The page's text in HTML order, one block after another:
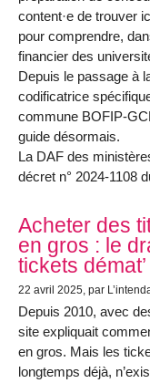
content·e de trouver
pour comprendre,
financier des
Depuis le passage à
codificatrice
commune BOFIP-
guide désormais.
La DAF des
décret n° 2024-1108
Acheter des
en gros : le
tickets
22 avril 2025, par
Depuis 2010, avec
site expliquait
en gros. Mais les
longtemps déjà,